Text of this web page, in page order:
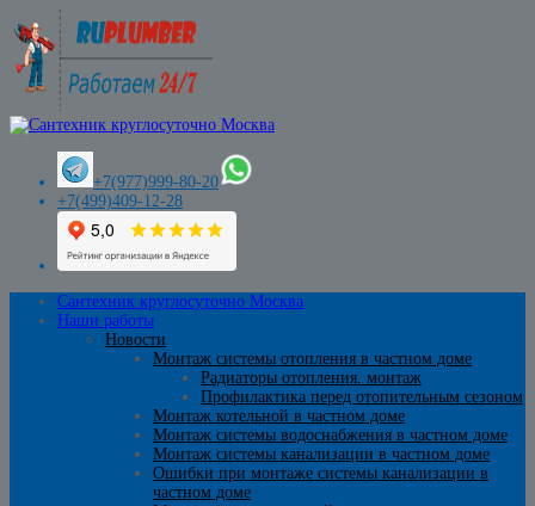
+7(977)999-80-20
+7(499)409-12-28
Сантехник круглосуточно Москва
Наши работы
Новости
Монтаж системы отопления в частном доме
Радиаторы отопления. монтаж
Профилактика перед отопительным сезоном
Монтаж котельной в частном доме
Монтаж системы водоснабжения в частном доме
Монтаж системы канализации в частном доме
Ошибки при монтаже системы канализации в
частном доме